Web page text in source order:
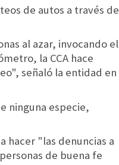
de autos a través de
al azar, invocando el
la CCA hace
señaló la entidad en
ninguna especie,
hacer "las denuncias a
de buena fe